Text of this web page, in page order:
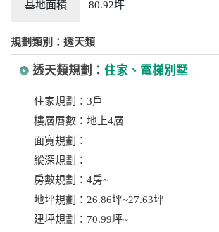
基地面積 80.92坪
規劃類別：透天類
透天類規劃： 住家、電梯別墅
住家規劃：3戶
樓層層數：地上4層
面寬規劃：
縱深規劃：
房數規劃：4房~
地坪規劃：26.86坪~27.63坪
建坪規劃：70.99坪~